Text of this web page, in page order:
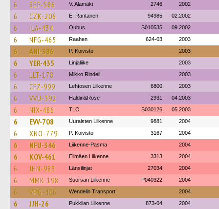
6 SEF-586 V. Alamäki 2746 2002
6 CZK-206 E. Rantanen 94985 02.2002
6 ILA-434 Oubus S010535 09.2002
6 NFG-465 Raahen 624-03 2003
6 AHI-386 P. Koivisto 2003
6 YER-435 Linjaliike 2003
6 LLT-178 Mikko Rindell 2003
6 CFZ-999 Lehtosen Liikenne 6800 2003
6 VVU-392 Haldin&Rose 2931 04.2003
6 NIX-486 TLO S030126 05.2003
6 EVV-708 Uuraisten Liikenne 9881 2004
6 XNO-779 P. Koivisto 3167 2004
6 NFU-346 Liikenne-Pasma 2004
6 KOV-461 Elimäen Liikenne 3313 2004
6 JHN-983 Länsilinjat 27034 2004
6 MMK-198 Suorsan Liikenne P040322 2004
6 VPG-486 Wendelin Transport 2004
6 JJH-26 Pukkilan Liikenne 873-04 2004